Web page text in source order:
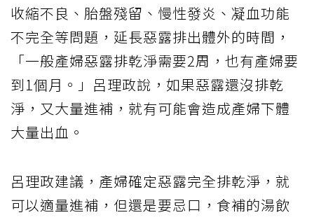
收縮不良、胎盤殘留、慢性發炎、凝血功能
不完全等問題，延長惡露排出體外的時間，
「一般產婦惡露排乾淨需要2周，也有產婦要
到1個月。」呂理政說，如果惡露還沒排乾
淨，又大量進補，就有可能會造成產婦下體
大量出血。
呂理政建議，產婦確定惡露完全排乾淨，就
可以適量進補，但還是要忌口，食補的湯飲